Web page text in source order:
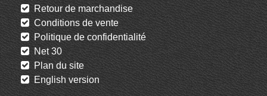
Retour de marchandise
Conditions de vente
Politique de confidentialité
Net 30
Plan du site
English version